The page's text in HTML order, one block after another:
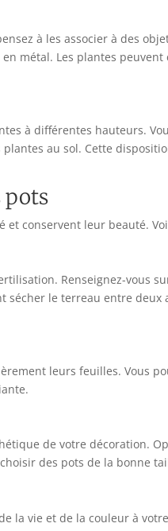
à les associer à des
métal. Les plantes
à différentes hauteurs.
au sol. Cette
pots
et conservent leur beauté.
Renseignez-vous
le terreau entre
leurs feuilles. Vous
de votre décoration.
des pots de la bonne
la vie et de la couleur à